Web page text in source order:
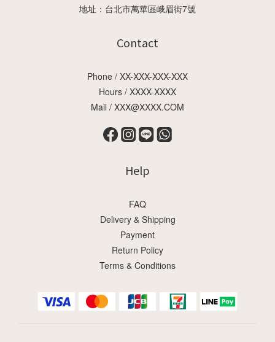
地址：台北市萬華區峨眉街7號
Contact
Phone / XX-XXX-XXX-XXX
Hours / XXXX-XXXX
Mail / XXX@XXXX.COM
Help
FAQ
Delivery & Shipping
Payment
Return Policy
Terms & Conditions